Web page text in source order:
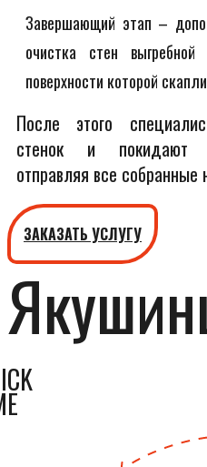
Завершающий этап –
очистка стен
поверхности которой
После этого
стенок и покидают
отправляя все
ЗАКАЗАТЬ УСЛУГУ